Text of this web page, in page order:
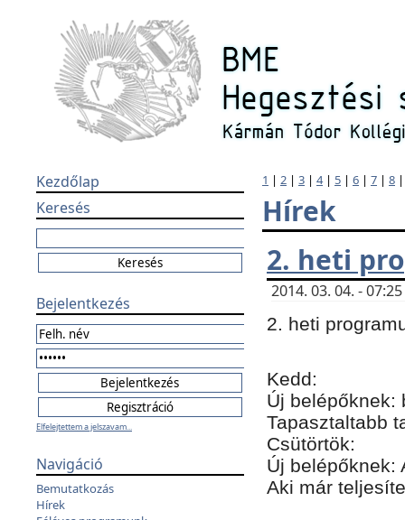
Kezdőlap
Keresés
Bejelentkezés
Elfelejtettem a jelszavam...
Navigáció
Bemutatkozás
Hírek
1 | 2 | 3 | 4| 5 | 6 | 7 | 8
Hírek
2. heti
2014. 03. 04. -
2. heti
Kedd:
Új belépőknek:
Tapasztaltabb
Csütörtök:
Új belépőknek:
Aki már